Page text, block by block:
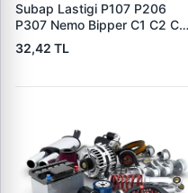
Subap Lastigi P107 P206
P307 Nemo Bipper C1 C2 C3
Xsara 2 DV4TD P301 P208
P206+ (T3E) C Elysee DV4C
P3008 P5008 P4008 Expert
32,42 TL